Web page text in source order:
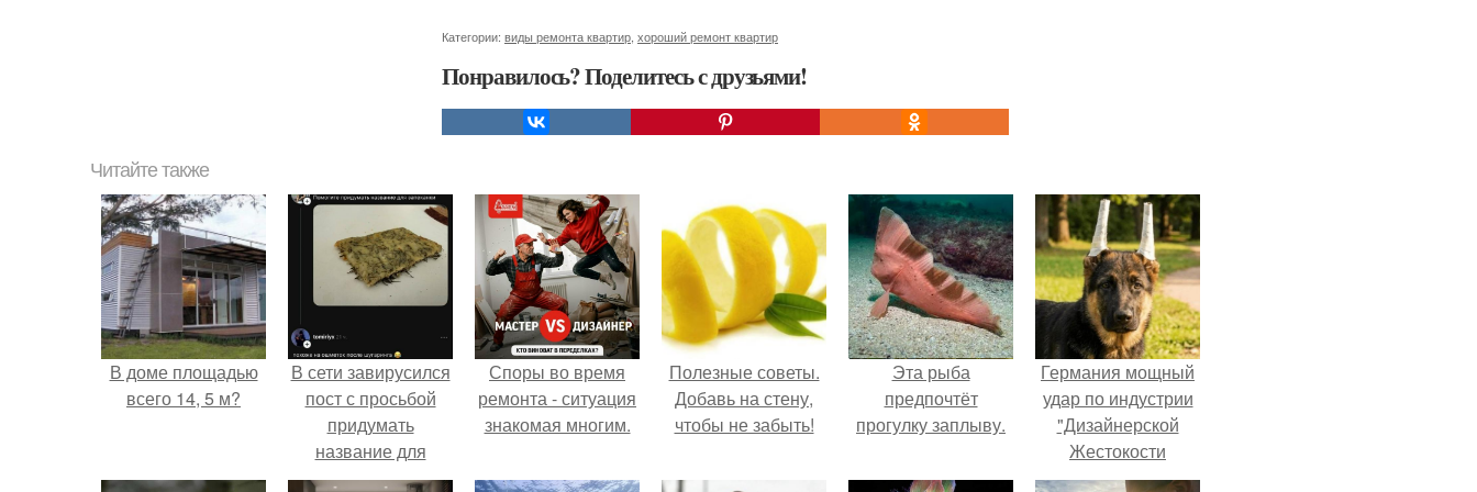
Категории: виды ремонта квартир хороший ремонт квартир
Понравилось? Поделитесь с друзьями!
Читайте также
В доме площадью
всего 14, 5 м?
В сети завирусился
пост с просьбой
придумать
название для
домашней
Споры во время
ремонта - ситуация
знакомая многим.
Полезные советы.
Добавь на стену,
чтобы не забыть!
Эта рыба
предпочтёт
прогулку заплыву.
Германия мощный
удар по индустрии
"Дизайнерской
Жестокости
нанесла".